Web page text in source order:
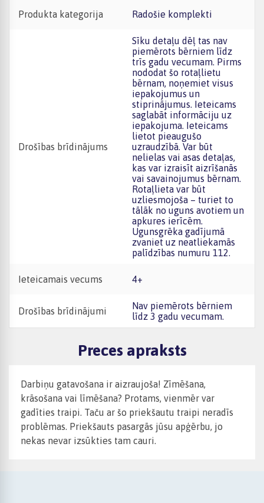
Produkta kategorija Radošie komplekti
Drošības brīdinājums
Sīku detaļu dēļ tas nav
piemērots bērniem līdz
trīs gadu vecumam. Pirms
nododat šo rotaļlietu
bērnam, noņemiet visus
iepakojumus un
stiprinājumus. Ieteicams
saglabāt informāciju uz
iepakojuma. Ieteicams
lietot pieaugušo
uzraudzībā. Var būt
nelielas vai asas detaļas,
kas var izraisīt aizrīšanās
vai savainojumus bērnam.
Rotaļlieta var būt
uzliesmojoša – turiet to
tālāk no uguns avotiem un
apkures ierīcēm.
Ugunsgrēka gadījumā
zvaniet uz neatliekamās
palīdzības numuru 112.
Ieteicamais vecums 4+
Drošības brīdinājumi
Nav piemērots bērniem
līdz 3 gadu vecumam.
Preces apraksts
Darbiņu gatavošana ir aizraujoša! Zīmēšana,
krāsošana vai līmēšana? Protams, vienmēr var
gadīties traipi. Taču ar šo priekšautu traipi neradīs
problēmas. Priekšauts pasargās jūsu apģērbu, jo
nekas nevar izsūkties tam cauri.